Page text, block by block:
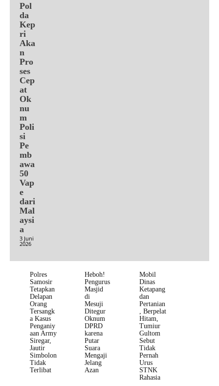
Pol
da
Kep
ri
Aka
n
Pro
ses
Cep
at
Ok
nu
m
Poli
si
Pe
mb
awa
50
Vap
e
dari
Mal
aysi
a
3 Juni
2026
Polres
Samosir
Tetapkan
Delapan
Orang
Tersangk
a Kasus
Penganiy
aan Army
Siregar,
Jautir
Simbolon
Tidak
Terlibat
Heboh!
Pengurus
Masjid
di
Mesuji
Ditegur
Oknum
DPRD
karena
Putar
Suara
Mengaji
Jelang
Azan
Mobil
Dinas
Ketapang
dan
Pertanian
, Berpelat
Hitam,
Tumiur
Gultom
Sebut
Tidak
Pernah
Urus
STNK
Rahasia